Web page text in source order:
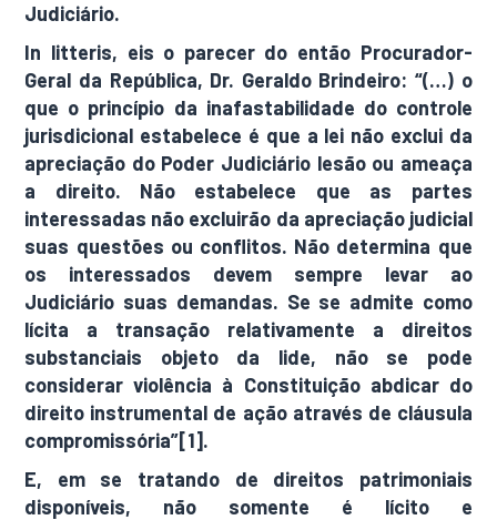
Judiciário.
In litteris, eis o parecer do então Procurador-
Geral da República, Dr. Geraldo Brindeiro: “(…) o
que o princípio da inafastabilidade do controle
jurisdicional estabelece é que a lei não exclui da
apreciação do Poder Judiciário lesão ou ameaça
a direito. Não estabelece que as partes
interessadas não excluirão da apreciação judicial
suas questões ou conflitos. Não determina que
os interessados devem sempre levar ao
Judiciário suas demandas. Se se admite como
lícita a transação relativamente a direitos
substanciais objeto da lide, não se pode
considerar violência à Constituição abdicar do
direito instrumental de ação através de cláusula
compromissória”[1].
E, em se tratando de direitos patrimoniais
disponíveis, não somente é lícito e